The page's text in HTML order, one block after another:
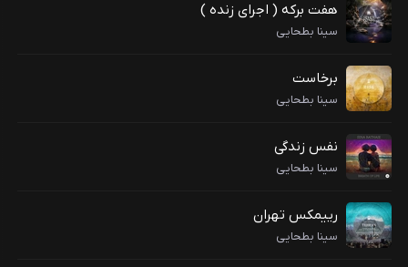
هفت برکه ( اجرای زنده )
سینا بطحایی
برخاست
سینا بطحایی
نفس زندگی
سینا بطحایی
رییمکس تهران
سینا بطحایی